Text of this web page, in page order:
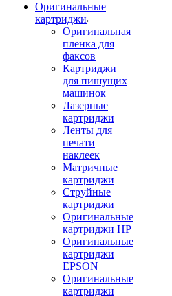
Оригинальные
картриджи
Оригинальная
пленка для
факсов
Картриджи
для пишущих
машинок
Лазерные
картриджи
Ленты для
печати
наклеек
Матричные
картриджи
Струйные
картриджи
Оригинальные
картриджи HP
Оригинальные
картриджи
EPSON
Оригинальные
картриджи